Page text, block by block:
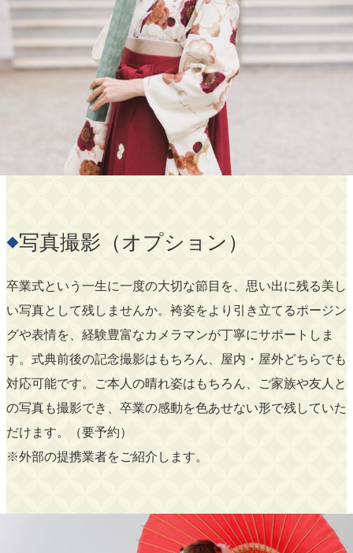
◆写真撮影（オプション）
卒業式という一生に一度の大切な節目を、思い出に残る美し
い写真として残しませんか。袴姿をより引き立てるポージン
グや表情を、経験豊富なカメラマンが丁寧にサポートしま
す。式典前後の記念撮影はもちろん、屋内・屋外どちらでも
対応可能です。ご本人の晴れ姿はもちろん、ご家族や友人と
の写真も撮影でき、卒業の感動を色あせない形で残していた
だけます。（要予約）
※外部の提携業者をご紹介します。